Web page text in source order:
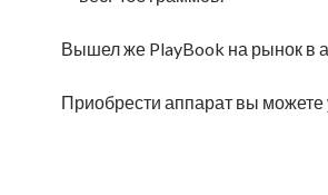
Вышел же PlayBook на рынок в
Приобрести аппарат вы можете